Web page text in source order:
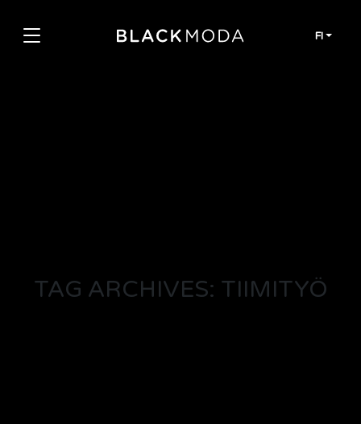
FI
TAG ARCHIVES: TIIMITYÖ